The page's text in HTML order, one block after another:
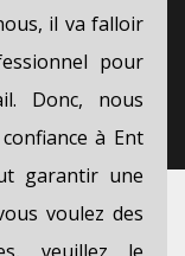
il va falloir
pour
Donc, nous
à Ent
garantir une
voulez des
veuillez le